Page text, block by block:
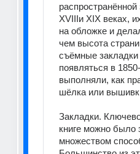
распространённой
XVIIIи XIX веках,
на обложке и
чем высота
съёмные закладки
появляться в
выполняли, как
шёлка или
Закладки.
книге можно было
множеством